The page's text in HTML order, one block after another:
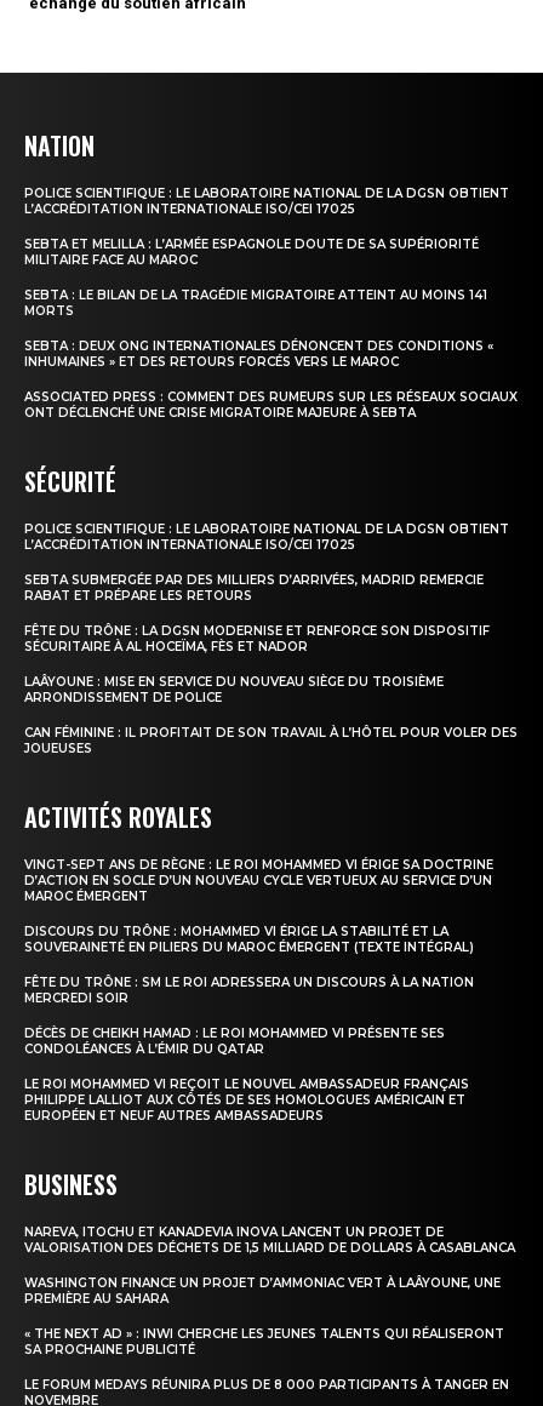
NATION
POLICE SCIENTIFIQUE : LE LABORATOIRE NATIONAL DE LA DGSN OBTIENT
L’ACCRÉDITATION INTERNATIONALE ISO/CEI 17025
SEBTA ET MELILLA : L’ARMÉE ESPAGNOLE DOUTE DE SA SUPÉRIORITÉ
MILITAIRE FACE AU MAROC
SEBTA : LE BILAN DE LA TRAGÉDIE MIGRATOIRE ATTEINT AU MOINS 141
MORTS
SEBTA : DEUX ONG INTERNATIONALES DÉNONCENT DES CONDITIONS «
INHUMAINES » ET DES RETOURS FORCÉS VERS LE MAROC
ASSOCIATED PRESS : COMMENT DES RUMEURS SUR LES RÉSEAUX SOCIAUX
ONT DÉCLENCHÉ UNE CRISE MIGRATOIRE MAJEURE À SEBTA
SÉCURITÉ
POLICE SCIENTIFIQUE : LE LABORATOIRE NATIONAL DE LA DGSN OBTIENT
L’ACCRÉDITATION INTERNATIONALE ISO/CEI 17025
SEBTA SUBMERGÉE PAR DES MILLIERS D’ARRIVÉES, MADRID REMERCIE
RABAT ET PRÉPARE LES RETOURS
FÊTE DU TRÔNE : LA DGSN MODERNISE ET RENFORCE SON DISPOSITIF
SÉCURITAIRE À AL HOCEÏMA, FÈS ET NADOR
LAÂYOUNE : MISE EN SERVICE DU NOUVEAU SIÈGE DU TROISIÈME
ARRONDISSEMENT DE POLICE
CAN FÉMININE : IL PROFITAIT DE SON TRAVAIL À L’HÔTEL POUR VOLER DES
JOUEUSES
ACTIVITÉS ROYALES
VINGT-SEPT ANS DE RÈGNE : LE ROI MOHAMMED VI ÉRIGE SA DOCTRINE
D’ACTION EN SOCLE D’UN NOUVEAU CYCLE VERTUEUX AU SERVICE D’UN
MAROC ÉMERGENT
DISCOURS DU TRÔNE : MOHAMMED VI ÉRIGE LA STABILITÉ ET LA
SOUVERAINETÉ EN PILIERS DU MAROC ÉMERGENT (TEXTE INTÉGRAL)
FÊTE DU TRÔNE : SM LE ROI ADRESSERA UN DISCOURS À LA NATION
MERCREDI SOIR
DÉCÈS DE CHEIKH HAMAD : LE ROI MOHAMMED VI PRÉSENTE SES
CONDOLÉANCES À L’ÉMIR DU QATAR
LE ROI MOHAMMED VI REÇOIT LE NOUVEL AMBASSADEUR FRANÇAIS
PHILIPPE LALLIOT AUX CÔTÉS DE SES HOMOLOGUES AMÉRICAIN ET
EUROPÉEN ET NEUF AUTRES AMBASSADEURS
BUSINESS
NAREVA, ITOCHU ET KANADEVIA INOVA LANCENT UN PROJET DE
VALORISATION DES DÉCHETS DE 1,5 MILLIARD DE DOLLARS À CASABLANCA
WASHINGTON FINANCE UN PROJET D’AMMONIAC VERT À LAÂYOUNE, UNE
PREMIÈRE AU SAHARA
« THE NEXT AD » : INWI CHERCHE LES JEUNES TALENTS QUI RÉALISERONT
SA PROCHAINE PUBLICITÉ
LE FORUM MEDAYS RÉUNIRA PLUS DE 8 000 PARTICIPANTS À TANGER EN
NOVEMBRE